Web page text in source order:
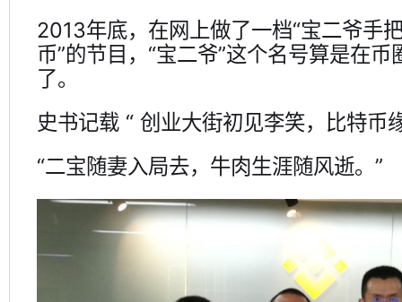
2013年底，在网上做了一档“宝二爷手
币”的节目，“宝二爷”这个名号算是在
了。
史书记载 “ 创业大街初见李笑，比特币
“二宝随妻入局去，牛肉生涯随风逝。”